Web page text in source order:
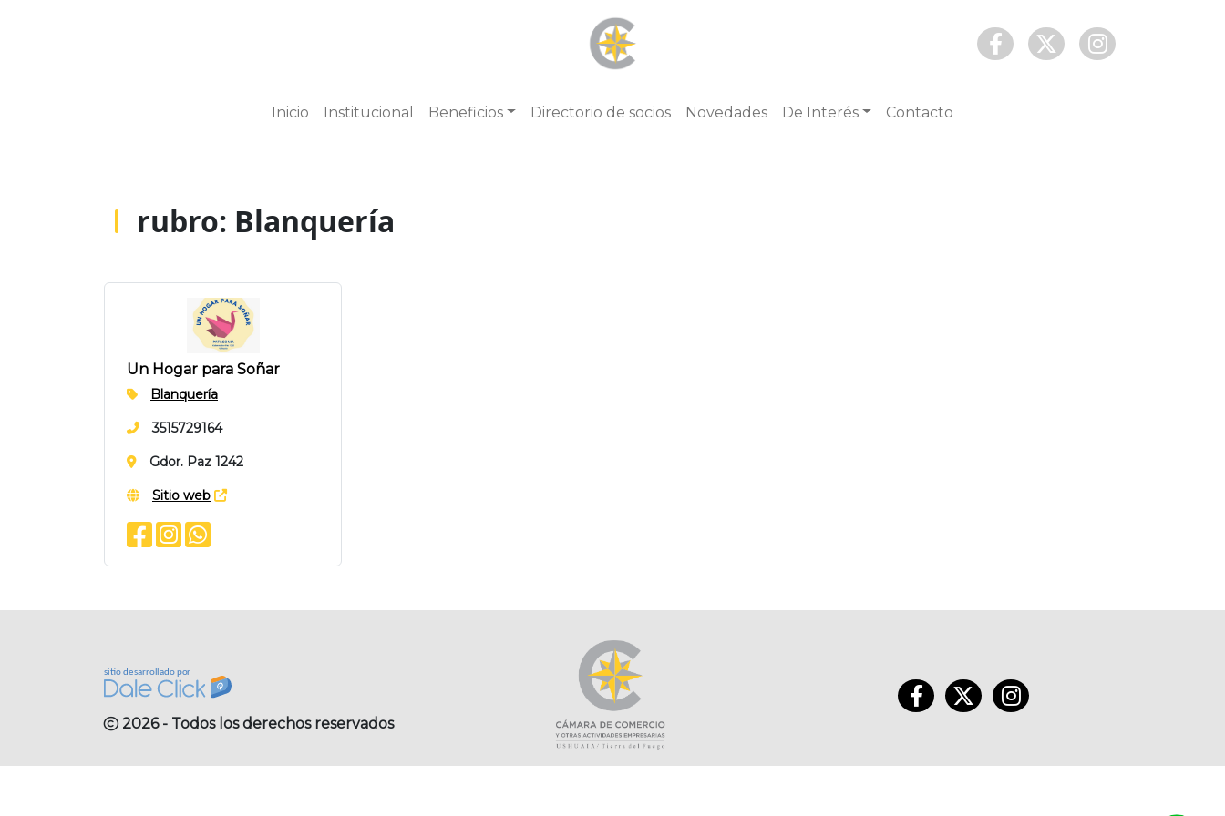
Inicio Institucional Beneficios Directorio de socios Novedades De Interés Contacto
rubro: Blanquería
Un Hogar para Soñar
Blanquería
3515729164
Gdor. Paz 1242
Sitio web
2026 - Todos los derechos reservados